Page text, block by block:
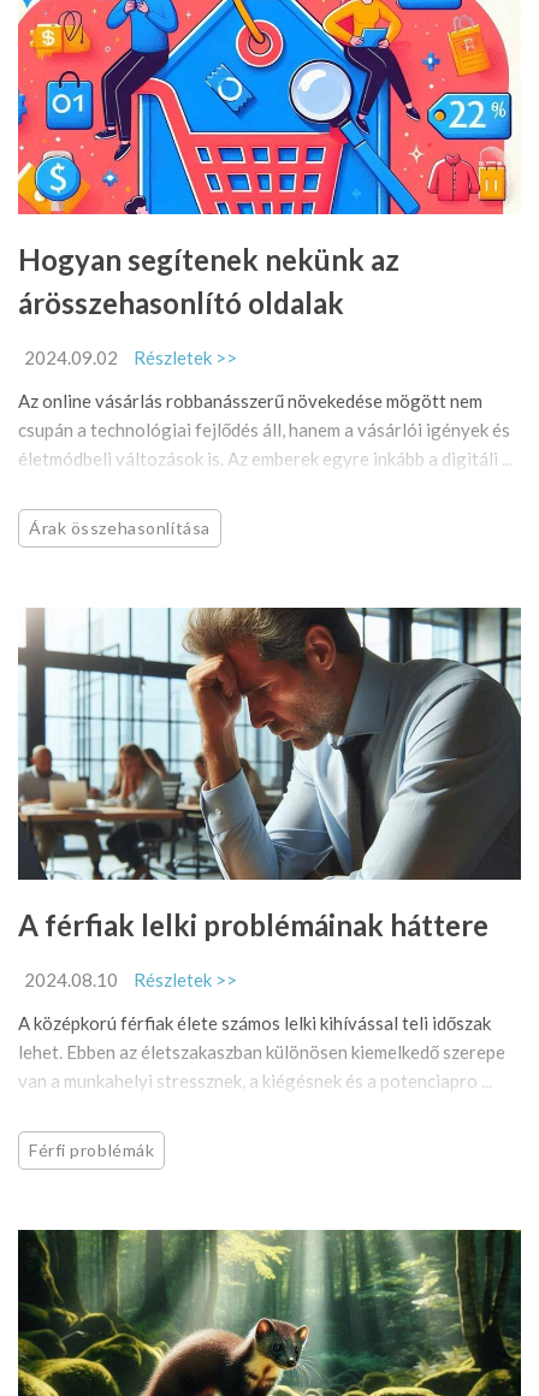
Hogyan segítenek nekünk az
árösszehasonlító oldalak
2024.09.02
Részletek >>
Az online vásárlás robbanásszerű növekedése mögött nem
csupán a technológiai fejlődés áll, hanem a vásárlói igények és
életmódbeli változások is. Az emberek egyre inkább a digitáli ...
Árak összehasonlítása
A férfiak lelki problémáinak háttere
2024.08.10
Részletek >>
A középkorú férfiak élete számos lelki kihívással teli időszak
lehet. Ebben az életszakaszban különösen kiemelkedő szerepe
van a munkahelyi stressznek, a kiégésnek és a potenciapro ...
Férfi problémák